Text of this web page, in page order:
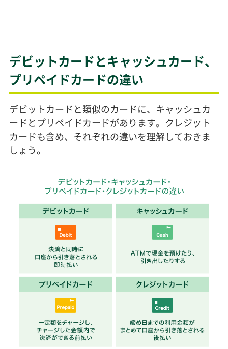
デビットカードとキャッシュカード、
プリペイドカードの違い
デビットカードと類似のカードに、キャッシュカ
ードとプリペイドカードがあります。クレジット
カードも含め、それぞれの違いを理解しておきま
しょう。